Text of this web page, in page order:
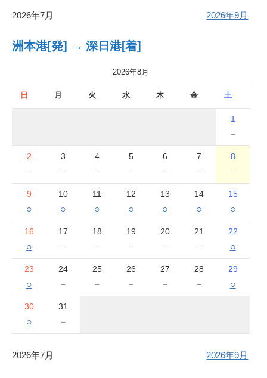
2026年7月 2026年9月
洲本港[発] → 深日港[着]
2026年8月
日 月 火 水 木 金 土
1
－
2
－
3
－
4
－
5
－
6
－
7
－
8
－
9
○
10
○
11
○
12
○
13
○
14
○
15
○
16
○
17
－
18
－
19
－
20
－
21
－
22
○
23
○
24
－
25
－
26
－
27
－
28
－
29
○
30
○
31
－
2026年7月 2026年9月